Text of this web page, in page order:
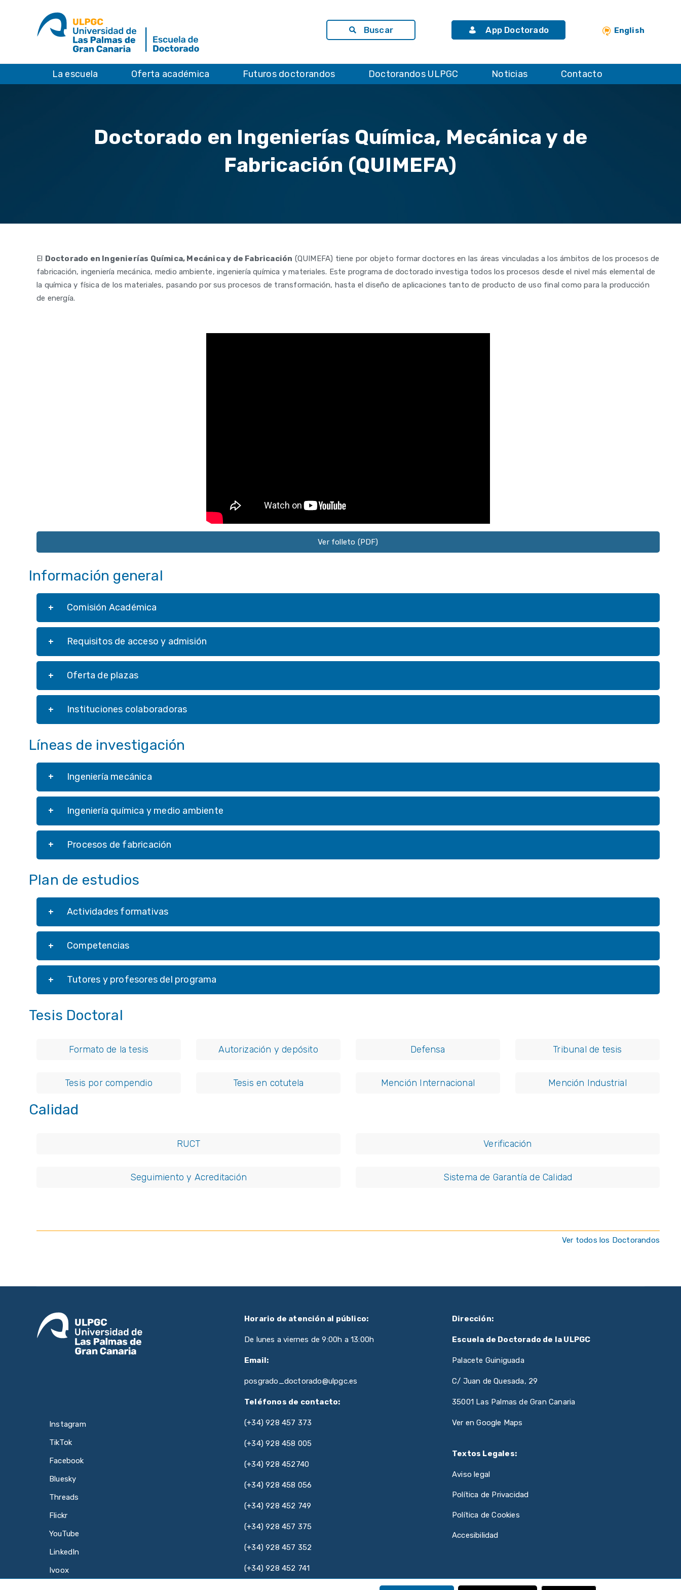
Buscar App Doctorado English
La escuela Oferta académica Futuros doctorandos Doctorandos ULPGC Noticias Contacto
Doctorado en Ingenierías Química, Mecánica y de
Fabricación (QUIMEFA)
El Doctorado en Ingenierías Química, Mecánica y de Fabricación (QUIMEFA) tiene por objeto formar doctores en las áreas vinculadas a los ámbitos de los procesos de
fabricación, ingeniería mecánica, medio ambiente, ingeniería química y materiales. Este programa de doctorado investiga todos los procesos desde el nivel más elemental de
la química y física de los materiales, pasando por sus procesos de transformación, hasta el diseño de aplicaciones tanto de producto de uso final como para la producción
de energía.
Ver folleto (PDF)
Información general
Comisión Académica
Requisitos de acceso y admisión
Oferta de plazas
Instituciones colaboradoras
Líneas de investigación
Ingeniería mecánica
Ingeniería química y medio ambiente
Procesos de fabricación
Plan de estudios
Actividades formativas
Competencias
Tutores y profesores del programa
Tesis Doctoral
Formato de la tesis Autorización y depósito Defensa Tribunal de tesis
Tesis por compendio Tesis en cotutela Mención Internacional Mención Industrial
Calidad
RUCT Verificación
Seguimiento y Acreditación Sistema de Garantía de Calidad
Ver todos los Doctorandos
Instagram
TikTok
Facebook
Bluesky
Threads
Flickr
YouTube
LinkedIn
Ivoox
Horario de atención al público:
De lunes a viernes de 9:00h a 13:00h
Email:
posgrado_doctorado@ulpgc.es
Teléfonos de contacto:
(+34) 928 457 373
(+34) 928 458 005
(+34) 928 452740
(+34) 928 458 056
(+34) 928 452 749
(+34) 928 457 375
(+34) 928 457 352
(+34) 928 452 741
Dirección:
Escuela de Doctorado de la ULPGC
Palacete Guiniguada
C/ Juan de Quesada, 29
35001 Las Palmas de Gran Canaria
Ver en Google Maps
Textos Legales:
Aviso legal
Política de Privacidad
Política de Cookies
Accesibilidad